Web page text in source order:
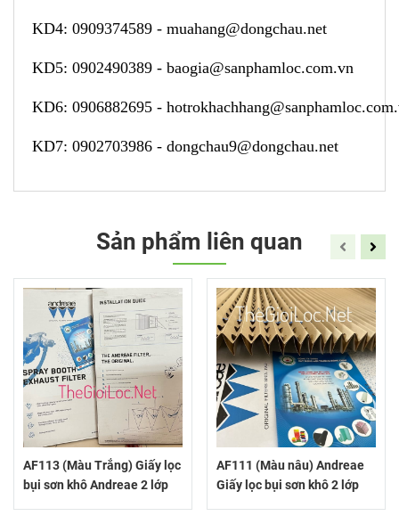
KD4: 0909374589 - muahang@dongchau.net
KD5: 0902490389 - baogia@sanphamloc.com.vn
KD6: 0906882695 -
KD7: 0902703986 - dongchau9@dongchau.net
Sản phẩm liên quan
AF113 (Màu Trắng) Giấy lọc
bụi sơn khô Andreae 2 lớp
AF111 (Màu nâu) Andreae
Giấy lọc bụi sơn khô 2 lớp